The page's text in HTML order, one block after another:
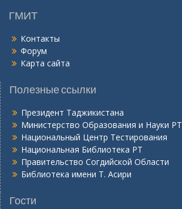
ГМИТ
Контакты
Форум
Карта сайта
Полезные ссылки
Президент Таджикистана
Министерство Образования и Науки РТ
Национальный Центр Тестирования
Национальная Библиотека РТ
Правительство Согдийской Области
Библиотека имени Т. Асири
Гости